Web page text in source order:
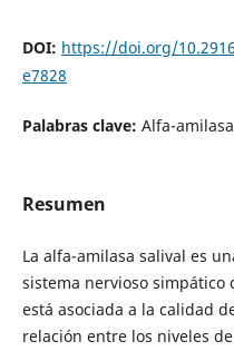
DOI: https://doi.org/
e7828
Palabras clave: Alfa-
Resumen
La alfa-amilasa salival es
sistema nervioso simpático
está asociada a la calidad
relación entre los niveles